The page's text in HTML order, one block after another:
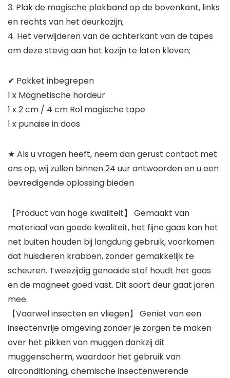
3. Plak de magische plakband op de bovenkant, links
en rechts van het deurkozijn;
4. Het verwijderen van de achterkant van de tapes
om deze stevig aan het kozijn te laten kleven;
✔ Pakket inbegrepen
1 x Magnetische hordeur
1 x 2 cm / 4 cm Rol magische tape
1 x punaise in doos
★ Als u vragen heeft, neem dan gerust contact met
ons op, wij zullen binnen 24 uur antwoorden en u een
bevredigende oplossing bieden
【Product van hoge kwaliteit】 Gemaakt van
materiaal van goede kwaliteit, het fijne gaas kan het
net buiten houden bij langdurig gebruik, voorkomen
dat huisdieren krabben, zonder gemakkelijk te
scheuren. Tweezijdig genaaide stof houdt het gaas
en de magneet goed vast. Dit soort deur gaat jaren
mee.
【Vaarwel insecten en vliegen】 Geniet van een
insectenvrije omgeving zonder je zorgen te maken
over het pikken van muggen dankzij dit
muggenscherm, waardoor het gebruik van
airconditioning, chemische insectenwerende